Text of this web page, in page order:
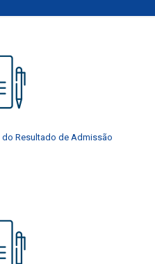
Resultado de Admissão